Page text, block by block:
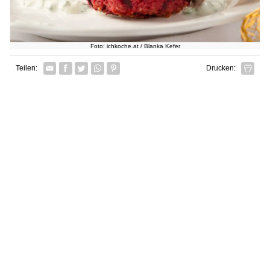
Foto: ichkoche.at / Blanka Kefer
Teilen: Facebook
TwitterWhatsapp senden
Pin it Drucken: